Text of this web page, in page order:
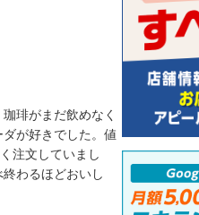
琲がまだ飲めなく
が好きでした。値
注文していまし
わるほどおいし